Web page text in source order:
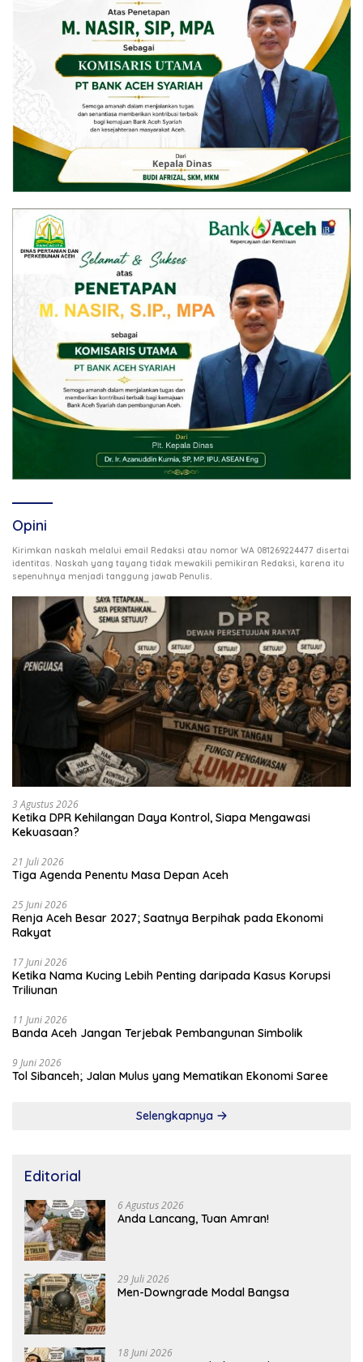
Opini
Kirimkan naskah melalui email Redaksi atau nomor WA 081269224477 disertai
identitas. Naskah yang tayang tidak mewakili pemikiran Redaksi, karena itu
sepenuhnya menjadi tanggung jawab Penulis
3 Agustus 2026
Ketika DPR Kehilangan Daya Kontrol, Siapa Mengawasi
Kekuasaan?
21 Juli 2026
Tiga Agenda Penentu Masa Depan Aceh
25 Juni 2026
Renja Aceh Besar 2027; Saatnya Berpihak pada Ekonomi
Rakyat
17 Juni 2026
Ketika Nama Kucing Lebih Penting daripada Kasus Korupsi
Triliunan
11 Juni 2026
Banda Aceh Jangan Terjebak Pembangunan Simbolik
9 Juni 2026
Tol Sibanceh; Jalan Mulus yang Mematikan Ekonomi Saree
Selengkapnya
Editorial
6 Agustus 2026
Anda Lancang, Tuan Amran!
29 Juli 2026
Men-Downgrade Modal Bangsa
18 Juni 2026